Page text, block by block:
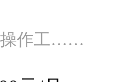
操作工……